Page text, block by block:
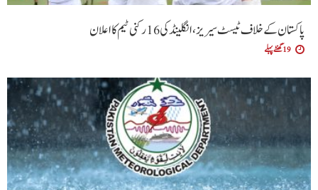
پاکستان کے خلاف ٹیسٹ سیریز، انگلینڈ کی 16 رکنی ٹیم کا اعلان
19 گھنٹے پہلے